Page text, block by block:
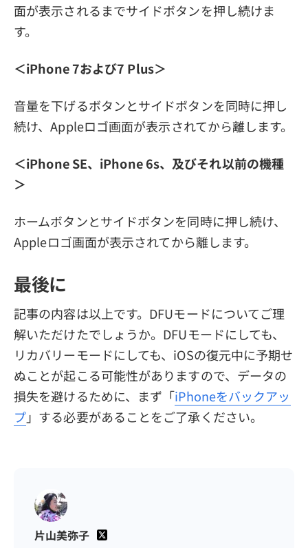
面が表示されるまでサイドボタンを押し続けま
す。
＜iPhone 7および7 Plus＞
音量を下げるボタンとサイドボタンを同時に押し
続け、Appleロゴ画面が表示されてから離します。
＜iPhone SE、iPhone 6s、及びそれ以前の機種
＞
ホームボタンとサイドボタンを同時に押し続け、
Appleロゴ画面が表示されてから離します。
最後に
記事の内容は以上です。DFUモードについてご理
解いただけたでしょうか。DFUモードにしても、
リカバリーモードにしても、iOSの復元中に予期せ
ぬことが起こる可能性がありますので、データの
損失を避けるために、まず「iPhoneをバックアッ
プ」する必要があることをご了承ください。
片山美弥子